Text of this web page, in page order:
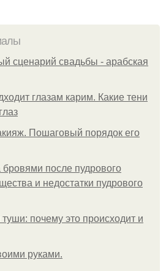
сценарий свадьбы - арабская
глазам карим. Какие тени
Пошаговый порядок его
после пудрового
и недостатки пудрового
почему это происходит и
руками.